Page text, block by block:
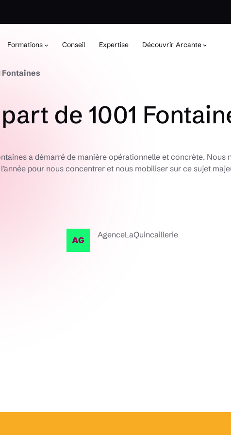
Formations Conseil Expertise Découvrir Arcante
Fontaines
de 1001
a démarré de manière opérationnelle et concrète. Nous
pour nous concentrer et nous mobiliser sur ce sujet
AgenceLaQuincaillerie